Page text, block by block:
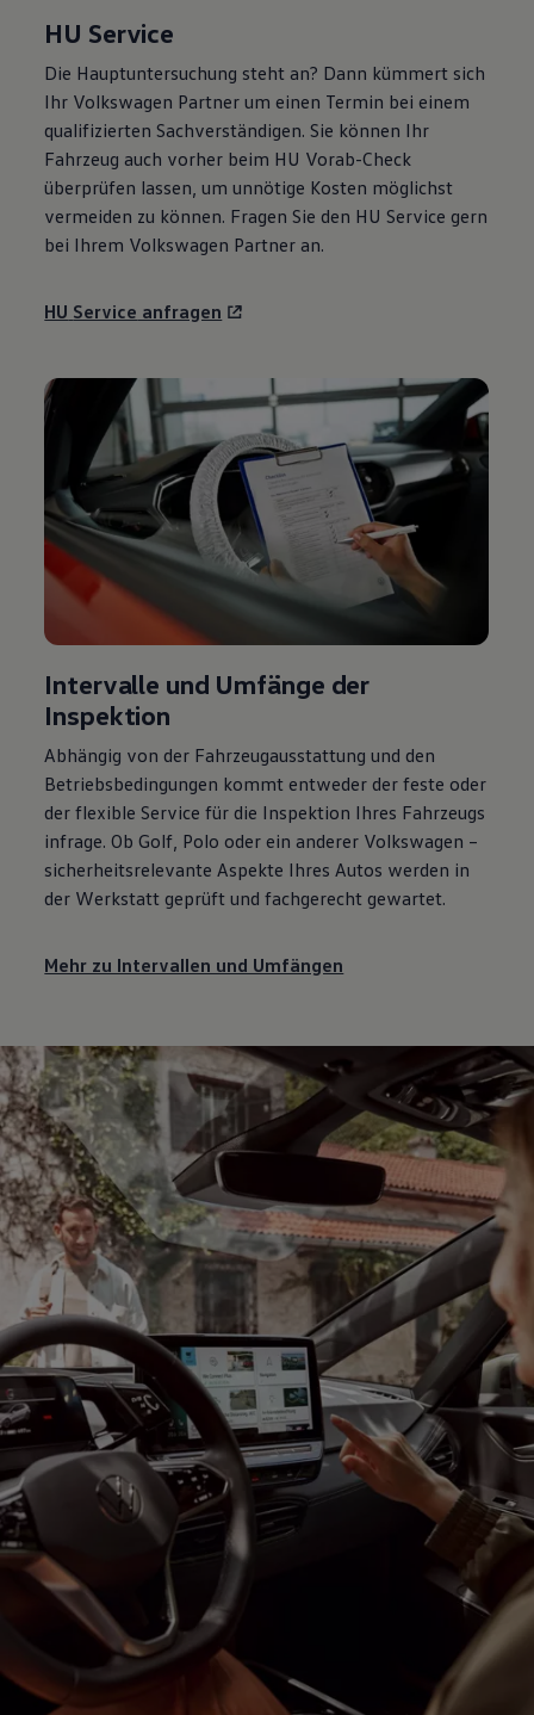
HU Service
Die Hauptuntersuchung steht an? Dann kümmert sich
Ihr Volkswagen Partner um einen Termin bei einem
qualifizierten Sachverständigen. Sie können Ihr
Fahrzeug auch vorher beim HU Vorab-Check
überprüfen lassen, um unnötige Kosten möglichst
vermeiden zu können. Fragen Sie den HU Service gern
bei Ihrem Volkswagen Partner an.
HU Service anfragen
Intervalle und Umfänge der
Inspektion
Abhängig von der Fahrzeugausstattung und den
Betriebsbedingungen kommt entweder der feste oder
der flexible Service für die Inspektion Ihres Fahrzeugs
infrage. Ob Golf Polo oder ein anderer Volkswagen –
sicherheitsrelevante Aspekte Ihres Autos werden in
der Werkstatt geprüft und fachgerecht gewartet.
Mehr zu Intervallen und Umfängen